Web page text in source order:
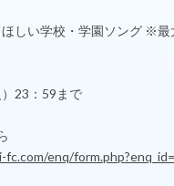
しい学校・学園ソング ※最
23：59まで
enq/